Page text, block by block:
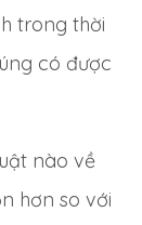
trong thời
có được
nào về
hơn so với